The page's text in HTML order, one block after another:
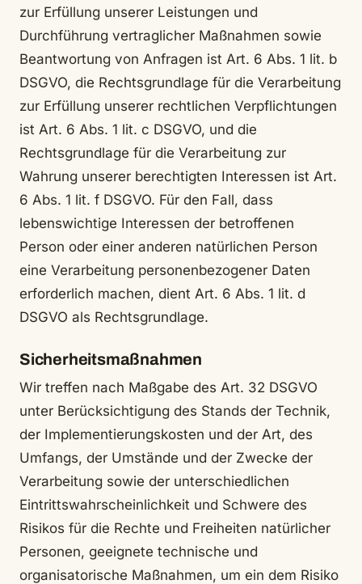
zur Erfüllung unserer Leistungen und
Durchführung vertraglicher Maßnahmen sowie
Beantwortung von Anfragen ist Art. 6 Abs. 1 lit. b
DSGVO, die Rechtsgrundlage für die Verarbeitung
zur Erfüllung unserer rechtlichen Verpflichtungen
ist Art. 6 Abs. 1 lit. c DSGVO, und die
Rechtsgrundlage für die Verarbeitung zur
Wahrung unserer berechtigten Interessen ist Art.
6 Abs. 1 lit. f DSGVO. Für den Fall, dass
lebenswichtige Interessen der betroffenen
Person oder einer anderen natürlichen Person
eine Verarbeitung personenbezogener Daten
erforderlich machen, dient Art. 6 Abs. 1 lit. d
DSGVO als Rechtsgrundlage.
Sicherheitsmaßnahmen
Wir treffen nach Maßgabe des Art. 32 DSGVO
unter Berücksichtigung des Stands der Technik,
der Implementierungskosten und der Art, des
Umfangs, der Umstände und der Zwecke der
Verarbeitung sowie der unterschiedlichen
Eintrittswahrscheinlichkeit und Schwere des
Risikos für die Rechte und Freiheiten natürlicher
Personen, geeignete technische und
organisatorische Maßnahmen, um ein dem Risiko